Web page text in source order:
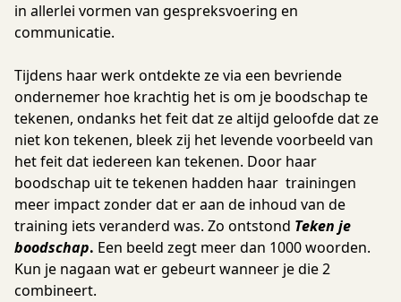
in allerlei vormen van gespreksvoering en
communicatie.
Tijdens haar werk ontdekte ze via een bevriende
ondernemer hoe krachtig het is om je boodschap te
tekenen, ondanks het feit dat ze altijd geloofde dat ze
niet kon tekenen, bleek zij het levende voorbeeld van
het feit dat iedereen kan tekenen. Door haar
boodschap uit te tekenen hadden haar trainingen
meer impact zonder dat er aan de inhoud van de
training iets veranderd was. Zo ontstond Teken je
boodschap. Een beeld zegt meer dan 1000 woorden.
Kun je nagaan wat er gebeurt wanneer je die 2
combineert.